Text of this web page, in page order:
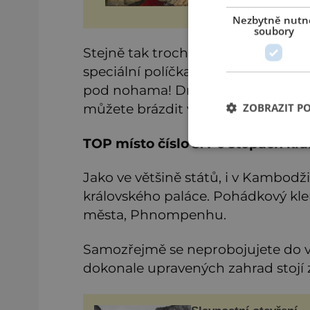
Stejně tak trochu posmutnělou
speciální políčka a vůbec celý
pod nohama! Dnešní gigantické
můžete brázdit v pronajatém
TOP místo číslo 3: Po stopách
Jako ve většině států, i v
královského paláce. Pohádkový
města, Phnompenhu.
Samozřejmě se neprobojujete do
dokonale upravených zahrad stojí
Nezbytně
soubory
ZOBRAZIT